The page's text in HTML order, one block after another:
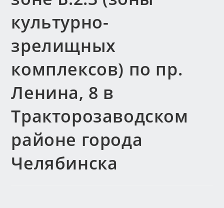
культурно-
зрелищных
комплексов) по пр.
Ленина, 8 в
Тракторозаводском
районе города
Челябинска